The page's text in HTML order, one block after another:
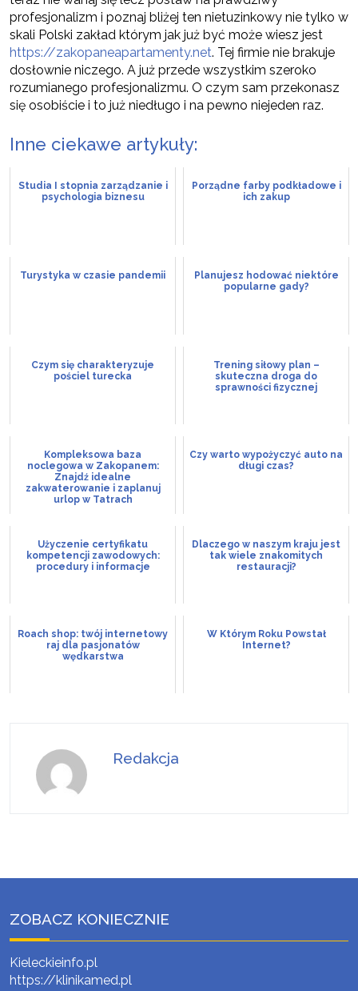
profesjonalizm i poznaj bliżej ten nietuzinkowy nie tylko w
skali Polski zakład którym jak już być może wiesz jest
https://zakopaneapartamenty.net. Tej firmie nie brakuje
dosłownie niczego. A już przede wszystkim szeroko
rozumianego profesjonalizmu. O czym sam przekonasz
się osobiście i to już niedługo i na pewno niejeden raz.
Inne ciekawe artykuły:
Studia I stopnia zarządzanie i
psychologia biznesu
Porządne farby podkładowe i
ich zakup
Turystyka w czasie pandemii
Planujesz hodować niektóre
popularne gady?
Czym się charakteryzuje
pościel turecka
Trening siłowy plan –
skuteczna droga do
sprawności fizycznej
Kompleksowa baza
noclegowa w Zakopanem:
Znajdź idealne
zakwaterowanie i zaplanuj
urlop w Tatrach
Czy warto wypożyczyć auto na
długi czas?
Użyczenie certyfikatu
kompetencji zawodowych:
procedury i informacje
Dlaczego w naszym kraju jest
tak wiele znakomitych
restauracji?
Roach shop: twój internetowy
raj dla pasjonatów
wędkarstwa
W Którym Roku Powstał
Internet?
Redakcja
ZOBACZ KONIECZNIE
Kieleckieinfo.pl
https://klinikamed.pl